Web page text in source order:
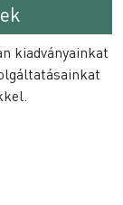
kiadványainkat